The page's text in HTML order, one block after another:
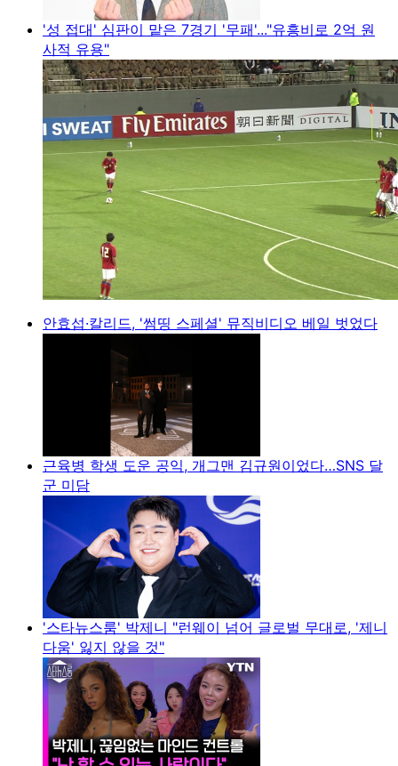
'성 접대' 심판이 맡은 7경기 '무패'..."유흥비로 2억 원
사적 유용"
안효섭·칼리드, '썸띵 스페셜' 뮤직비디오 베일 벗었다
근육병 학생 도운 공익, 개그맨 김규원이었다…SNS 달
군 미담
'스타뉴스룸' 박제니 "런웨이 넘어 글로벌 무대로, '제니
다움' 잃지 않을 것"